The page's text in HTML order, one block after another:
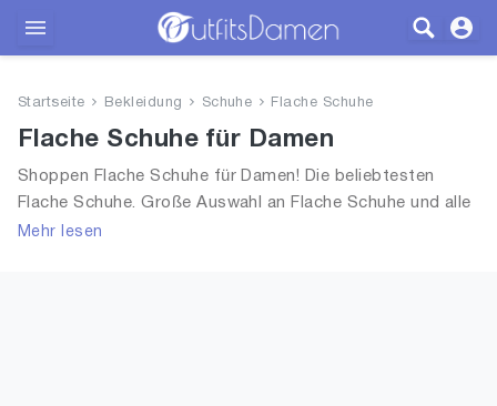
Bekleidung
Wäsche
Schuhe
Startseite Bekleidung Schuhe Flache Schuhe
Flache Schuhe für Damen
Shoppen Flache Schuhe für Damen! Die beliebtesten
Flache Schuhe. Große Auswahl an Flache Schuhe und alle
Trends aus 2026 für Frauen!
Mehr lesen